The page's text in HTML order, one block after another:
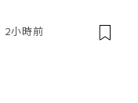
2小時前